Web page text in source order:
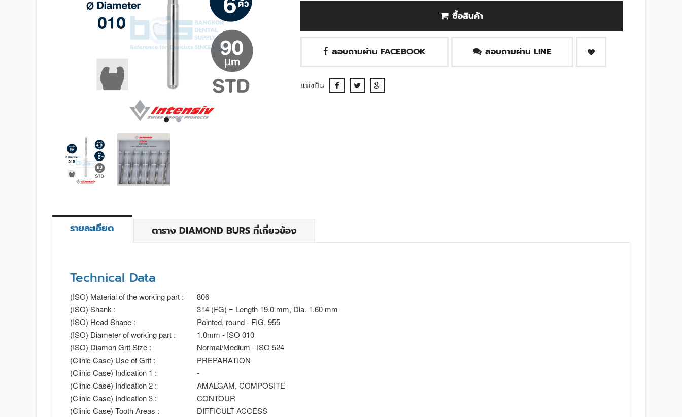
ซื้อสินค้า
สอบถามผ่าน FACEBOOK สอบถามผ่าน LINE
แบ่งปัน
รายละเอียด ตาราง DIAMOND BURS ที่เกี่ยวข้อง
Technical Data
(ISO) Material of the working part :
806
(ISO) Shank :
314 (FG) = Length 19.0 mm, Dia. 1.60 mm
(ISO) Head Shape :
Pointed, round - FIG. 955
(ISO) Diameter of working part :
1.0mm - ISO 010
(ISO) Diamon Grit Size :
Normal/Medium - ISO 524
(Clinic Case) Use of Grit :
PREPARATION
(Clinic Case) Indication 1 :
-
(Clinic Case) Indication 2 :
AMALGAM, COMPOSITE
(Clinic Case) Indication 3 :
CONTOUR
(Clinic Case) Tooth Areas :
DIFFICULT ACCESS